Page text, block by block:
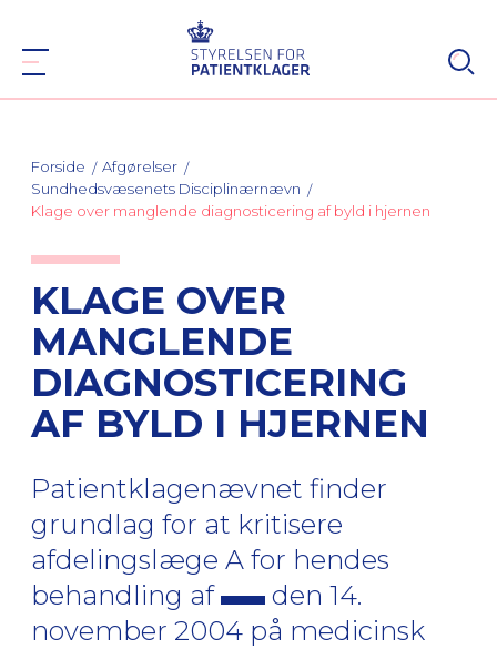
Forside
Afgørelser
Sundhedsvæsenets Disciplinærnævn
Klage over manglende diagnosticering af byld i hjernen
KLAGE OVER
MANGLENDE
DIAGNOSTICERING
AF BYLD I HJERNEN
Patientklagenævnet finder
grundlag for at kritisere
afdelingslæge A for hendes
behandling af
den 14.
november 2004 på medicinsk